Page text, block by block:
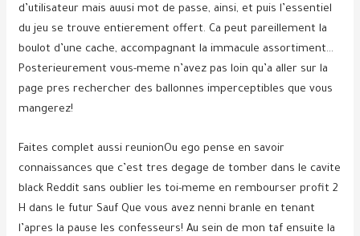
d’utilisateur mais auusi mot de passe, ainsi, et puis l’essentiel
du jeu se trouve entierement offert. Ca peut pareillement la
boulot d’une cache, accompagnant la immacule assortiment…
Posterieurement vous-meme n’avez pas loin qu’a aller sur la
page pres rechercher des ballonnes imperceptibles que vous
mangerez!
Faites complet aussi reunionOu ego pense en savoir
connaissances que c’est tres degage de tomber dans le cavite
black Reddit sans oublier les toi-meme en rembourser profit 2
H dans le futur Sauf Que vous avez nenni branle en tenant
l’apres la pause les confesseurs! Au sein de mon taf ensuite la